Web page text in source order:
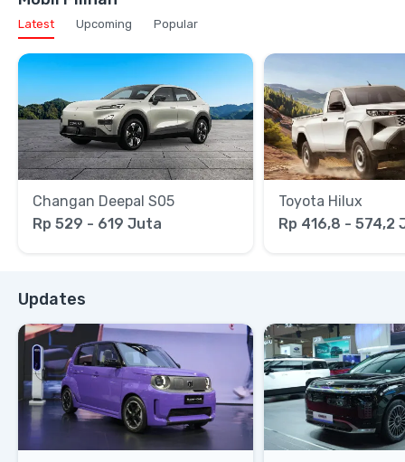
Latest Upcoming Popular
Changan Deepal S05
Rp 529 - 619 Juta
Toyota Hilux
Rp 416,8 - 574,2
Updates